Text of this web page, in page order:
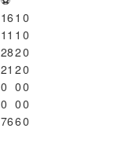
16 1 0
11 1 0
2820
21 20
0 00
0 00
7660